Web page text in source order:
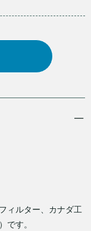
ィルター、カナダ工
です。